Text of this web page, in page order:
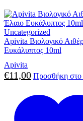
Uncategorized
Apivita Βιολογικό
Ευκάλυπτος 10ml
Apivita
€11,00 Προσθήκη στο